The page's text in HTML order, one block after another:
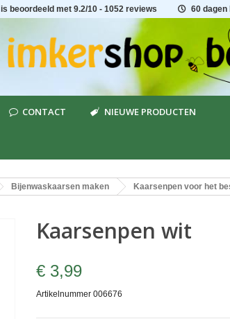
is beoordeeld met 9.2/10 - 1052 reviews 60 dagen
CONTACT NIEUWE PRODUCTEN
Bijenwaskaarsen maken Kaarsenpen voor het
Kaarsenpen wit
€ 3,99
Artikelnummer 006676